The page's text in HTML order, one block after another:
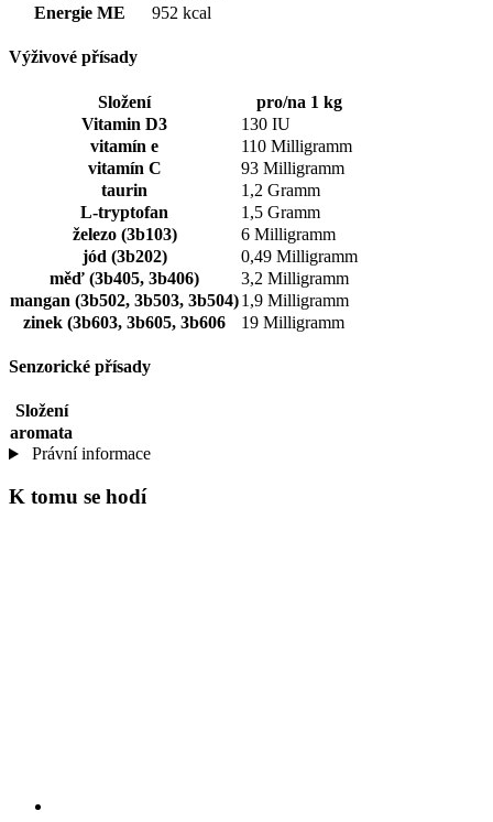
Energie ME
952 kcal
Výživové přísady
Složení
pro/na 1 kg
Vitamin D3
130 IU
vitamín e
110 Milligramm
vitamín C
93 Milligramm
taurin
1,2 Gramm
L-tryptofan
1,5 Gramm
železo (3b103)
6 Milligramm
jód (3b202)
0,49 Milligramm
měď (3b405, 3b406)
3,2 Milligramm
mangan (3b502, 3b503, 3b504)1,9 Milligramm
zinek (3b603, 3b605, 3b606
19 Milligramm
Senzorické přísady
Složení
aromata
Právní informace
K tomu se hodí